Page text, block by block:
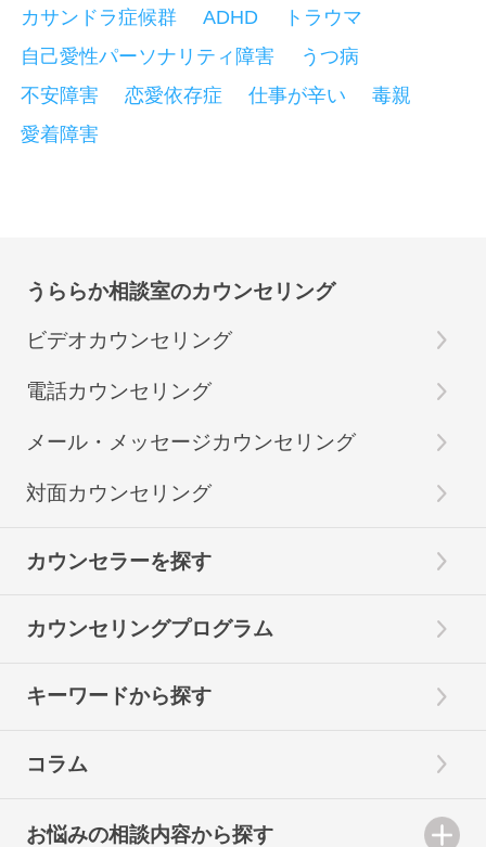
カサンドラ症候群
ADHD
トラウマ
自己愛性パーソナリティ障害
うつ病
不安障害
恋愛依存症 仕事が辛い
毒親
愛着障害
うららか相談室のカウンセリング
ビデオカウンセリング
電話カウンセリング
メール・メッセージカウンセリング
対面カウンセリング
カウンセラーを探す
カウンセリングプログラム
キーワードから探す
コラム
お悩みの相談内容から探す